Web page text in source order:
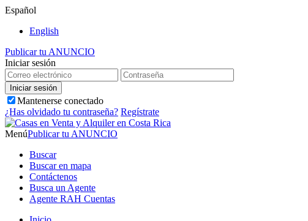
Español
English
Publicar tu ANUNCIO
Iniciar sesión
Mantenerse conectado
¿Has olvidado tu contraseña? Regístrate
MenúPublicar tu ANUNCIO
Buscar
Buscar en mapa
Contáctenos
Busca un Agente
Agente RAH Cuentas